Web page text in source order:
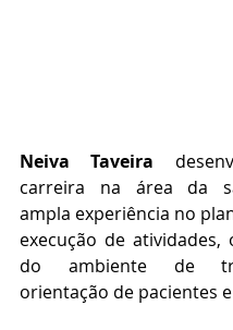
Neiva Taveira
carreira na área da
ampla experiência no
execução de atividades,
do ambiente de
orientação de pacientes